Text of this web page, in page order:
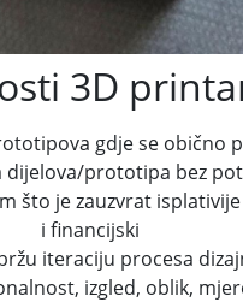
3D
gdje se obično
dijelova/prototipa bez
što je zauzvrat
i financijski
iteraciju procesa
izgled, oblik,